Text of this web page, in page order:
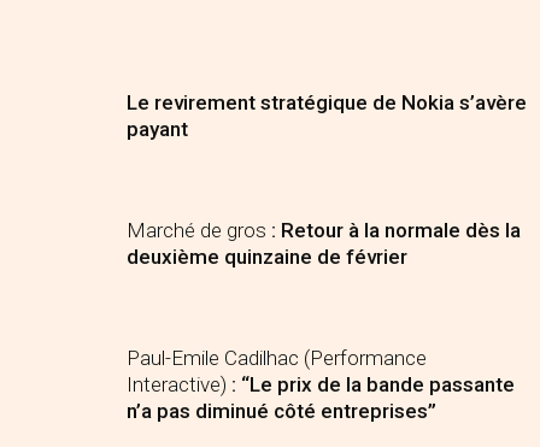
Le revirement stratégique de Nokia s’avère
payant
Marché de gros : Retour à la normale dès la
deuxième quinzaine de février
Paul-Emile Cadilhac (Performance
Interactive) : “Le prix de la bande passante
n’a pas diminué côté entreprises”